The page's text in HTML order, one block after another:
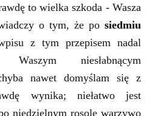
to wielka szkoda - Wasza
o tym, że po siedmiu
z tym przepisem nadal
niesłabnącym
nawet domyślam się z
wynika; niełatwo jest
niedzielnym rosole warzywo